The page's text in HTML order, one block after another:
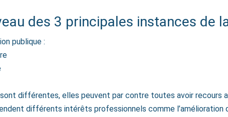
des 3 principales instances de
publique :
différentes, elles peuvent par contre toutes avoir recours
différents intérêts professionnels comme